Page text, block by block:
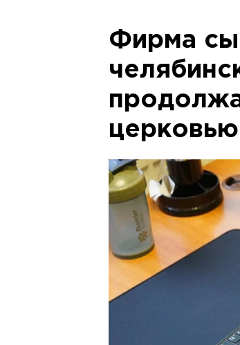
Фирма
церковью